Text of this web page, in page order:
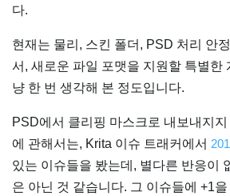
다.
현재는 물리, 스킨 폴더, PSD 처리 안
서, 새로운 파일 포맷을 지원할 특별한
냥 한 번 생각해 본 정도입니다.
PSD에서 클리핑 마스크로 내보내지지
에 관해서는, Krita 이슈 트래커에서
있는 이슈들을 봤는데, 별다른 반응이
은 아닌 것 같습니다. 그 이슈들에 +1